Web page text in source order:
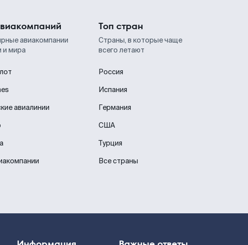
авиакомпании
и мира
авиалинии
Топ стран
Страны, в которые чаще
всего летают
Россия
Испания
Германия
США
Турция
Все страны